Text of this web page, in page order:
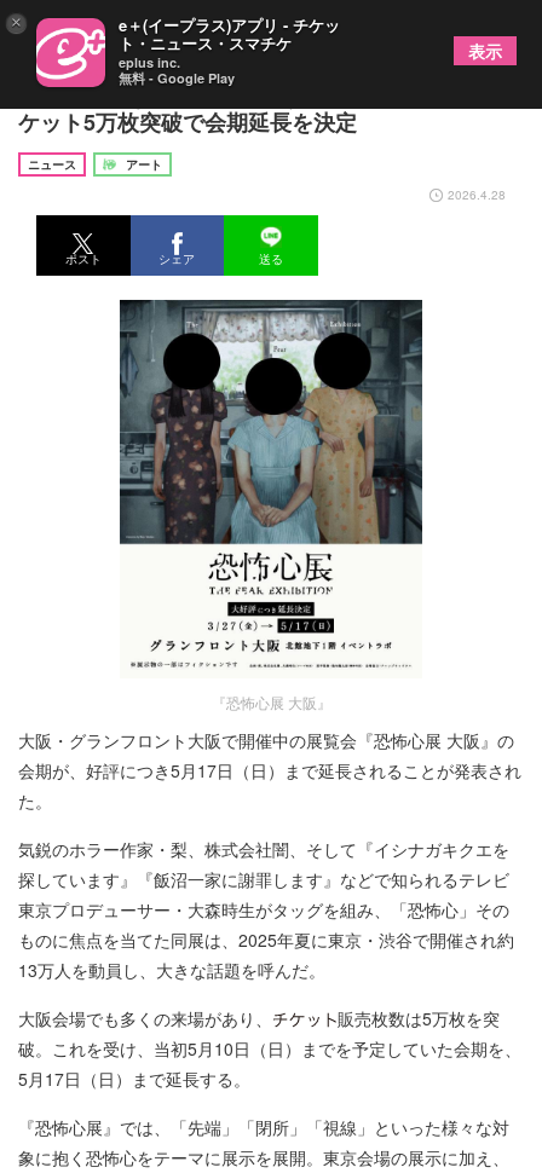
説明のつかない不合理さ伴う『恐怖心展 大阪』チ
ケット5万枚突破で会期延長を決定
ニュース
アート
2026.4.28
ポスト シェア 送る
『恐怖心展 大阪』
大阪・グランフロント大阪で開催中の展覧会『恐怖心展 大阪』の
会期が、好評につき5月17日（日）まで延長されることが発表され
た。
気鋭のホラー作家・梨、株式会社闇、そして『イシナガキクエを
探しています』『飯沼一家に謝罪します』などで知られるテレビ
東京プロデューサー・大森時生がタッグを組み、「恐怖心」その
ものに焦点を当てた同展は、2025年夏に東京・渋谷で開催され約
13万人を動員し、大きな話題を呼んだ。
大阪会場でも多くの来場があり、
販売枚数は5万枚を突
破。これを受け、当初5月10日（日）までを予定していた会期を、
5月17日（日）まで延長する。
『恐怖心展』では、「先端」「閉所」「視線」といった様々な対
象に抱く恐怖心をテーマに展示を展開。東京会場の展示に加え、
× e＋(イープラス)アプリ - チケッ
ト・ニュース・スマチケ
eplus inc.
無料 - Google Play
表示